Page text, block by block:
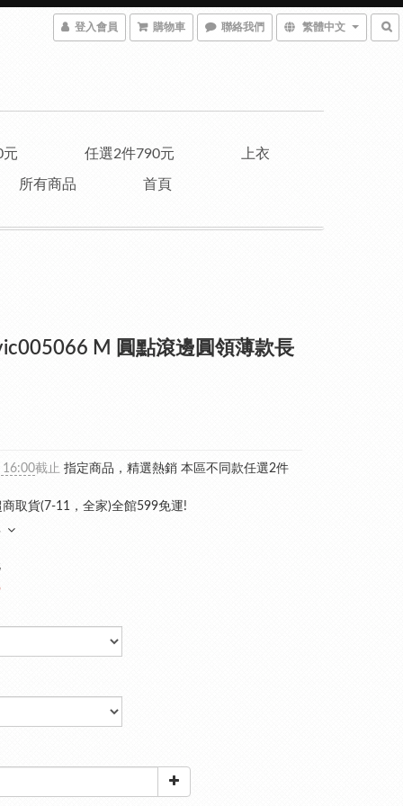
登入會員 購物車 聯絡我們 繁體中文
元 任選2件790元 上衣
所有商品 首頁
M 圓點滾邊圓領薄款長
截止 指定商品，精選熱銷 本區不同款任選2件
取貨(7-11，全家)全館599免運!